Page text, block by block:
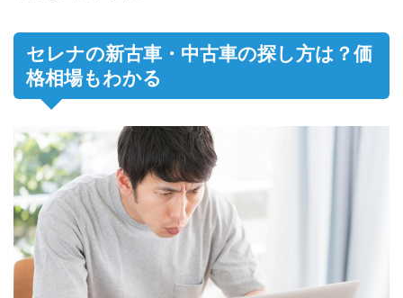
セレナの新古車・中古車の探し方は？価
格相場もわかる